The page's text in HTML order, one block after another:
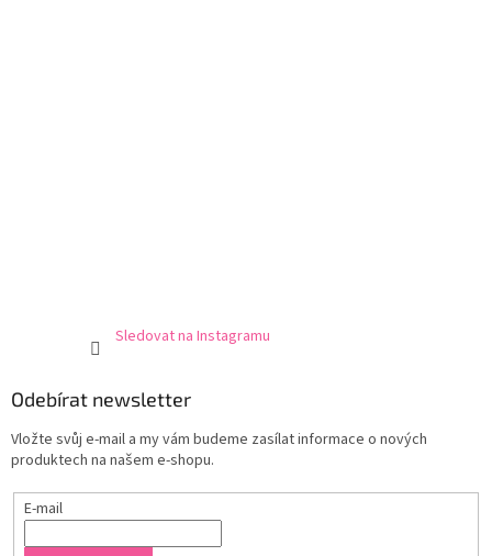
Sledovat na Instagramu
Odebírat newsletter
Vložte svůj e-mail a my vám budeme zasílat informace o nových
produktech na našem e-shopu.
E-mail